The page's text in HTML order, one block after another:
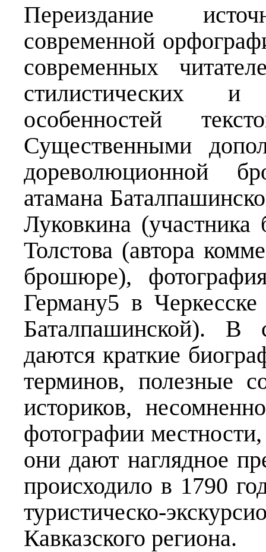
Переиздание
современной
современных
стилистических
особенностей
Существенными
дореволюционной
атамана
Луковкина
Толстова (автора
брошюре),
Герману5 в
Баталпашинской). В
даются краткие
терминов, полезные
историков,
фотографии
они дают наглядное
происходило в 1790
туристическо-
Кавказского региона.